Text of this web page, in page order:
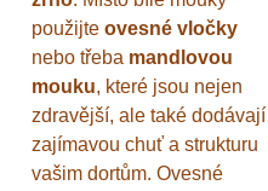
použijte ovesné vločky
nebo třeba mandlovou
mouku, které jsou nejen
zdravější, ale také dodávají
zajímavou chuť a strukturu
vašim dortům. Ovesné